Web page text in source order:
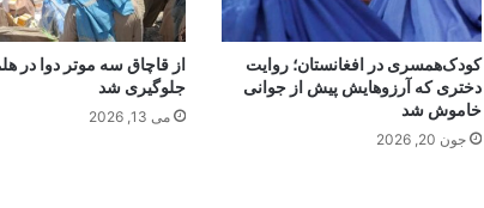
کودک‌همسری در افغانستان؛ روایت
دختری که آرزوهایش پیش از جوانی
خاموش شد
جون 20, 2026
از قاچاق سه موتر دوا در
جلوگیری شد
می 13, 2026